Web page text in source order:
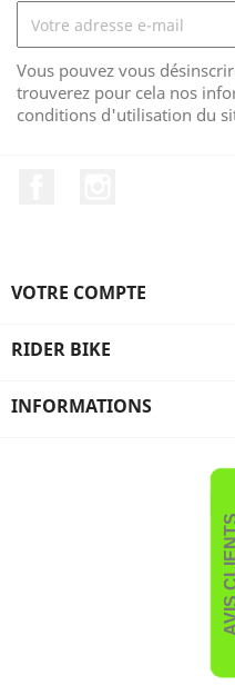
Vous pouvez vous
trouverez pour cela nos
conditions d'utilisation du
VOTRE COMPTE
RIDER BIKE
INFORMATIONS
AVIS